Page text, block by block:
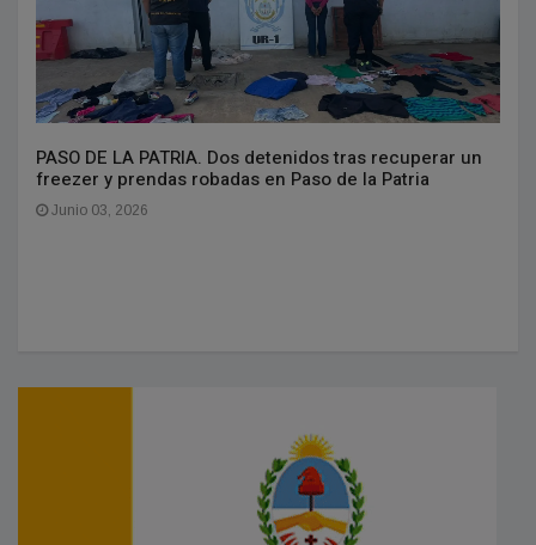
PASO DE LA PATRIA. Dos detenidos tras recuperar un
freezer y prendas robadas en Paso de la Patria
Junio 03, 2026